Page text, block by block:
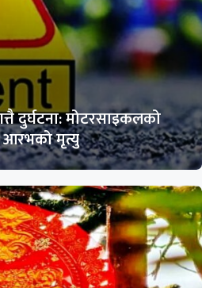
दुर्घटना: मोटरसाइकलको
आरभको मृत्यु